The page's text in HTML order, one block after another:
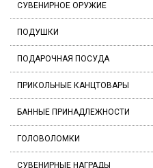
СУВЕНИРНОЕ ОРУЖИЕ
ПОДУШКИ
ПОДАРОЧНАЯ ПОСУДА
ПРИКОЛЬНЫЕ КАНЦТОВАРЫ
БАННЫЕ ПРИНАДЛЕЖНОСТИ
ГОЛОВОЛОМКИ
СУВЕНИРНЫЕ НАГРАДЫ